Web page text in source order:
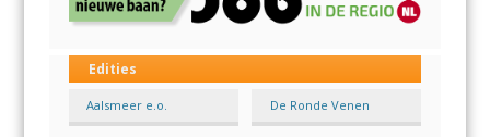
Edities
Aalsmeer e.o. De Ronde Venen